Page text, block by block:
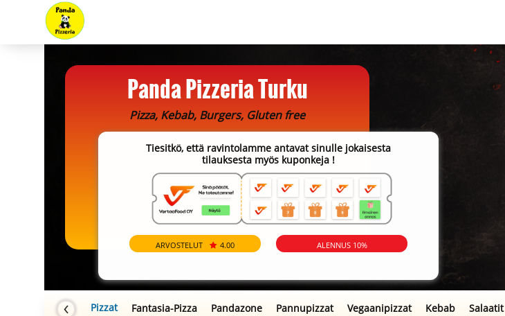
Panda Pizzeria Turku
Pizza, Kebab, Burgers, Gluten free
Tiesitkö, että ravintolamme antavat sinulle jokaisesta
tilauksesta myös kuponkeja !
ARVOSTELUT 4.00 ALENNUS 10%
Pizzat Fantasia-Pizza Pandazone Pannupizzat Vegaanipizzat Kebab Salaatit